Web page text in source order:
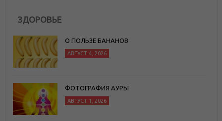
ЗДОРОВЬЕ
О ПОЛЬЗЕ БАНАНОВ
АВГУСТ 4, 2026
ФОТОГРАФИЯ АУРЫ
АВГУСТ 1, 2026